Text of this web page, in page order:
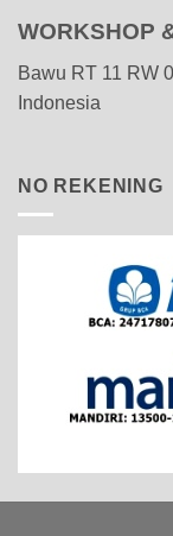
WORKSHOP
Bawu RT 11 RW
Indonesia
NO REKENING